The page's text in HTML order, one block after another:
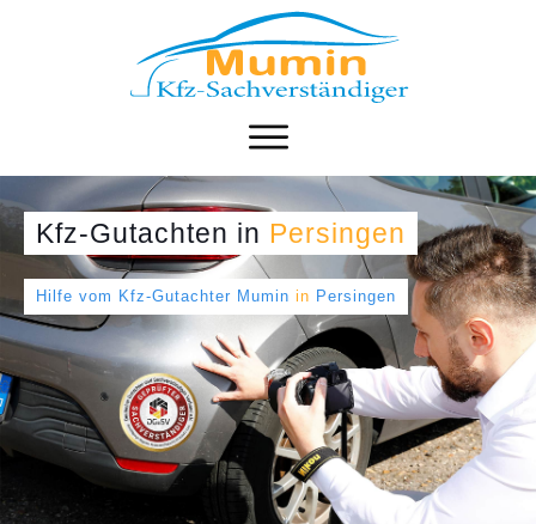
Kfz-Gutachten in Persingen
Hilfe vom Kfz-Gutachter Mumin in Persingen